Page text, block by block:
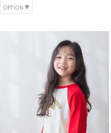
OPTION